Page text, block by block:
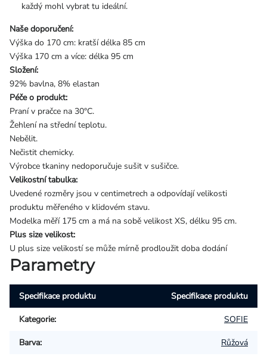
každý mohl vybrat tu ideální.
Naše doporučení:
Výška do 170 cm: kratší délka 85 cm
Výška 170 cm a více: délka 95 cm
Složení:
92% bavlna, 8% elastan
Péče o produkt:
Praní v pračce na 30°C.
Žehlení na střední teplotu.
Nebělit.
Nečistit chemicky.
Výrobce tkaniny nedoporučuje sušit v sušičce.
Velikostní tabulka:
Uvedené rozměry jsou v centimetrech a odpovídají velikosti
produktu měřeného v klidovém stavu.
Modelka měří 175 cm a má na sobě velikost XS, délku 95 cm.
Plus size velikost:
U plus size velikostí se může mírně prodloužit doba dodání
Parametry
Specifikace produktu Specifikace produktu
Kategorie: SOFIE
Barva: Růžová